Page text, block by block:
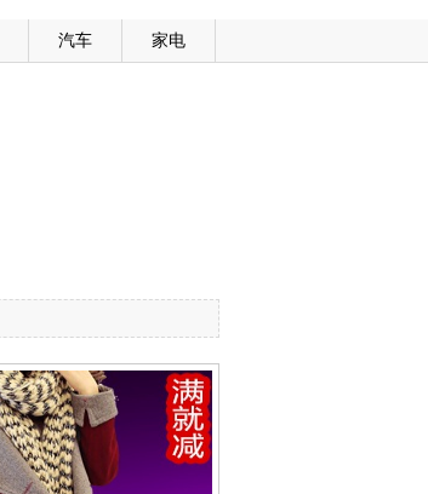
汽车 家电